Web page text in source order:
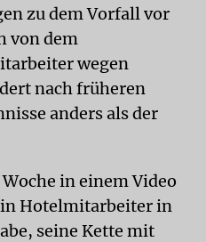
zu dem Vorfall vor
von dem
wegen
nach früheren
anders als der
in einem Video
Hotelmitarbeiter in
seine Kette mit